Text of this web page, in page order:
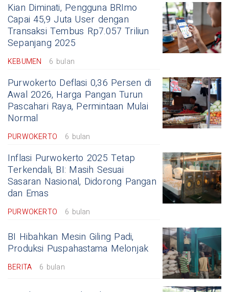
Kian Diminati, Pengguna BRImo
Capai 45,9 Juta User dengan
Transaksi Tembus Rp7.057 Triliun
Sepanjang 2025
KEBUMEN 6 bulan
Purwokerto Deflasi 0,36 Persen di
Awal 2026, Harga Pangan Turun
Pascahari Raya, Permintaan Mulai
Normal
PURWOKERTO 6 bulan
Inflasi Purwokerto 2025 Tetap
Terkendali, BI: Masih Sesuai
Sasaran Nasional, Didorong Pangan
dan Emas
PURWOKERTO 6 bulan
BI Hibahkan Mesin Giling Padi,
Produksi Puspahastama Melonjak
BERITA 6 bulan